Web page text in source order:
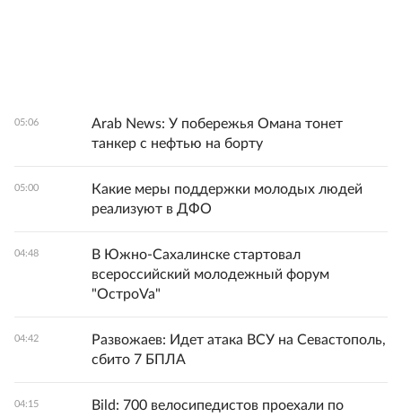
05:06
Arab News: У побережья Омана тонет
танкер с нефтью на борту
05:00
Какие меры поддержки молодых людей
реализуют в ДФО
04:48
В Южно-Сахалинске стартовал
всероссийский молодежный форум
"ОстроVa"
04:42
Развожаев: Идет атака ВСУ на Севастополь,
сбито 7 БПЛА
04:15
Bild: 700 велосипедистов проехали по